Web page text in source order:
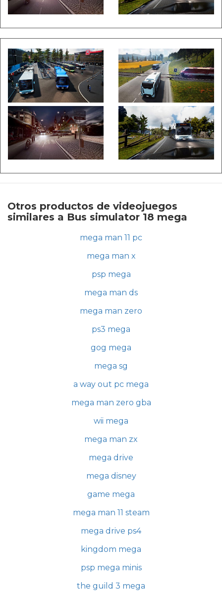
Otros productos de videojuegos
similares a Bus simulator 18 mega
mega man 11 pc
mega man x
psp mega
mega man ds
mega man zero
ps3 mega
gog mega
mega sg
a way out pc mega
mega man zero gba
wii mega
mega man zx
mega drive
mega disney
game mega
mega man 11 steam
mega drive ps4
kingdom mega
psp mega minis
the guild 3 mega